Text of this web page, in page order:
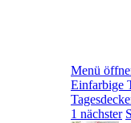
Menü
Einfarbige
1 nächster